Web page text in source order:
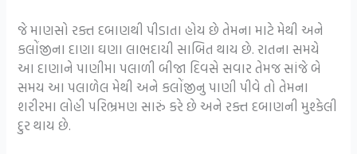
જે માણસો રક્ત દબાણથી પીડાતા હોય છે તેમના માટે મેથી અને
કલોંજીના દાણા ઘણા લાભદાયી સાબિત થાય છે. રાતના સમયે
આ દાણાને પાણીમા પલાળી બીજા દિવસે સવાર તેમજ સાંજે બે
સમય આ પલાળેલ મેથી અને કલોંજીનુ પાણી પીવે તો તેમના
શરીરમા લોહી પરિભ્રમણ સારું કરે છે અને રક્ત દબાણની મુશ્કેલી
દુર થાય છે.